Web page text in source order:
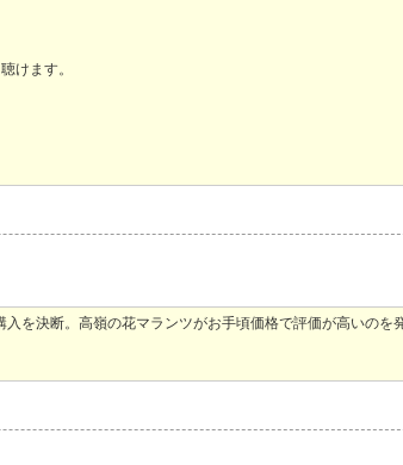
けます。
を決断。高嶺の花マランツがお手頃価格で評価が高いのを